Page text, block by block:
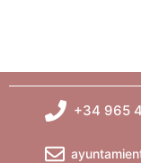
+34 965